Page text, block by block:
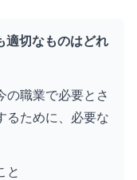
適切なものはどれ
の職業で必要とさ
るために、必要な
と